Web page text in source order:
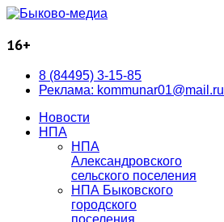
16+
8 (84495) 3-15-85
Реклама: kommunar01@mail.ru
Новости
НПА
НПА
Александровского
сельского поселения
НПА Быковского
городского
поселения